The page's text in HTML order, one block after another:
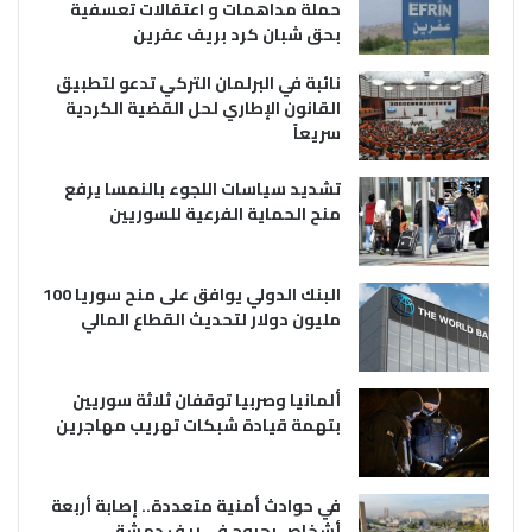
حملة مداهمات و اعتقالات تعسفية
بحق شبان كرد بريف عفرين
نائبة في البرلمان التركي تدعو لتطبيق
القانون الإطاري لحل القضية الكردية
سريعاً
تشديد سياسات اللجوء بالنمسا يرفع
منح الحماية الفرعية للسوريين
البنك الدولي يوافق على منح سوريا 100
مليون دولار لتحديث القطاع المالي
ألمانيا وصربيا توقفان ثلاثة سوريين
بتهمة قيادة شبكات تهريب مهاجرين
في حوادث أمنية متعددة.. إصابة أربعة